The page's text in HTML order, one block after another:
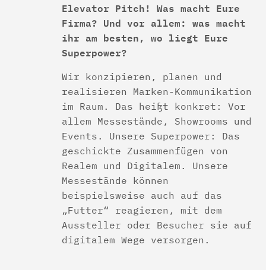
Elevator Pitch! Was macht Eure
Firma? Und vor allem: was macht
ihr am besten, wo liegt Eure
Superpower?
Wir konzipieren, planen und
realisieren Marken-Kommunikation
im Raum. Das heißt konkret: Vor
allem Messestände, Showrooms und
Events. Unsere Superpower: Das
geschickte Zusammenfügen von
Realem und Digitalem. Unsere
Messestände können
beispielsweise auch auf das
„Futter“ reagieren, mit dem
Aussteller oder Besucher sie auf
digitalem Wege versorgen.